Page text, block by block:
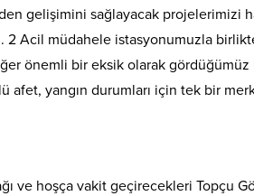
gelişimini sağlayacak
Acil müdahele istasyonumuzla
önemli bir eksik olarak
yangın durumları için tek bir
hoşça vakit geçirecekleri Topçu